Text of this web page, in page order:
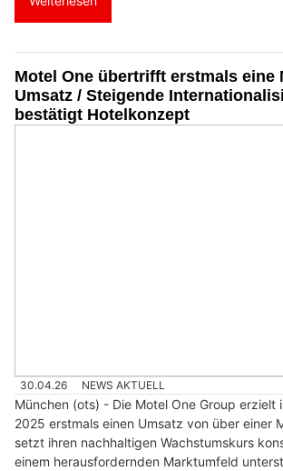
Motel One übertrifft erstmals eine
Umsatz / Steigende
bestätigt Hotelkonzept
30.04.26 NEWS AKTUELL
München (ots) - Die Motel One Group erzielt
2025 erstmals einen Umsatz von über einer
setzt ihren nachhaltigen Wachstumskurs
einem herausfordernden Marktumfeld